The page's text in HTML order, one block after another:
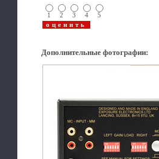
1 2 3 4 5
Дополнительные фотографии: